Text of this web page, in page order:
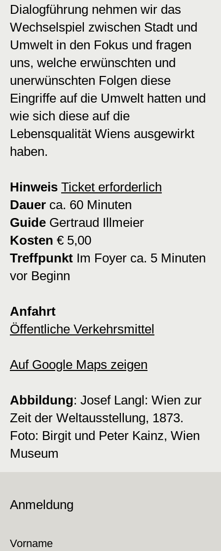
Dialogführung nehmen wir das
Wechselspiel zwischen Stadt und
Umwelt in den Fokus und fragen
uns, welche erwünschten und
unerwünschten Folgen diese
Eingriffe auf die Umwelt hatten und
wie sich diese auf die
Lebensqualität Wiens ausgewirkt
haben.
Hinweis Ticket erforderlich
Dauer ca. 60 Minuten
Guide Gertraud Illmeier
Kosten € 5,00
Treffpunkt Im Foyer ca. 5 Minuten
vor Beginn
Anfahrt
Öffentliche Verkehrsmittel
Auf Google Maps zeigen
Abbildung: Josef Langl: Wien zur
Zeit der Weltausstellung, 1873.
Foto: Birgit und Peter Kainz, Wien
Museum
Anmeldung
Vorname